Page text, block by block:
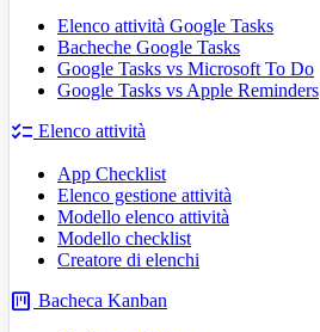
Elenco attività Google Tasks
Bacheche Google Tasks
Google Tasks vs Microsoft To Do
Google Tasks vs Apple Reminders
checklist Elenco attività
App Checklist
Elenco gestione attività
Modello elenco attività
Modello checklist
Creatore di elenchi
view_kanban Bacheca Kanban